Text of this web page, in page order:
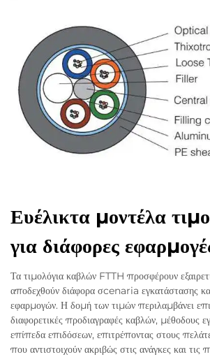
Ευέλικτα μοντέλα
για διάφορες
Τα τιμολόγια καβλών FTTH προσφέρουν
αποδεχθούν διάφορα σcenaria εγκατάστασης
εφαρμογών. Η δομή των τιμών περιλαμβάνει
διαφορετικές προδιαγραφές καβλών, μέθοδους
επίπεδα επιδόσεων, επιτρέποντας στους
που αντιστοιχούν ακριβώς στις ανάγκες και τις